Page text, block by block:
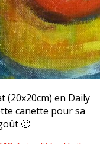
(20x20cm) en Daily
canette pour sa
🙂